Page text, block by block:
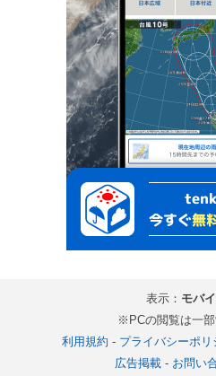
表示： モバ
※PCの閲覧は一
利用規約 - プライバシーポリ
広告掲載- お問い